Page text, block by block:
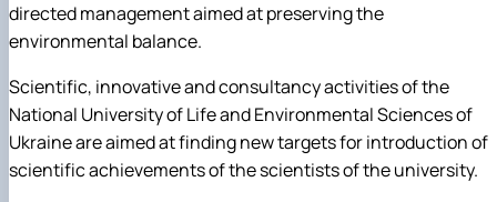
directed management aimed at preserving the
environmental balance.
Scientific, innovative and consultancy activities of the
National University of Life and Environmental Sciences of
Ukraine are aimed at finding new targets for introduction of
scientific achievements of the scientists of the university.